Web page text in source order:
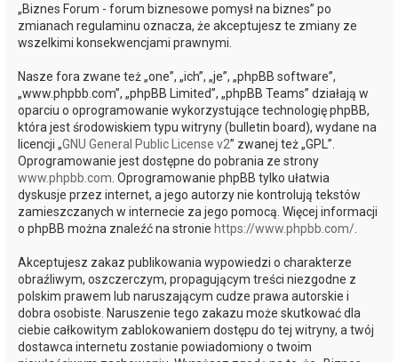
„Biznes Forum - forum biznesowe pomysł na biznes” po
zmianach regulaminu oznacza, że akceptujesz te zmiany ze
wszelkimi konsekwencjami prawnymi.
Nasze fora zwane też „one”, „ich”, „je”, „phpBB software”,
„www.phpbb.com”, „phpBB Limited”, „phpBB Teams” działają w
oparciu o oprogramowanie wykorzystujące technologię phpBB,
która jest środowiskiem typu witryny (bulletin board), wydane na
licencji „GNU General Public License v2” zwanej też „GPL”.
Oprogramowanie jest dostępne do pobrania ze strony
www.phpbb.com . Oprogramowanie phpBB tylko ułatwia
dyskusje przez internet, a jego autorzy nie kontrolują tekstów
zamieszczanych w internecie za jego pomocą. Więcej informacji
o phpBB można znaleźć na stronie https://www.phpbb.com/
Akceptujesz zakaz publikowania wypowiedzi o charakterze
obraźliwym, oszczerczym, propagującym treści niezgodne z
polskim prawem lub naruszającym cudze prawa autorskie i
dobra osobiste. Naruszenie tego zakazu może skutkować dla
ciebie całkowitym zablokowaniem dostępu do tej witryny, a twój
dostawca internetu zostanie powiadomiony o twoim